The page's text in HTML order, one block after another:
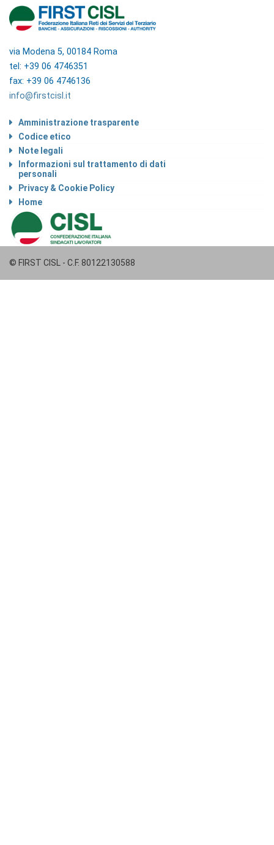
via Modena 5, 00184 Roma
tel: +39 06 4746351
fax: +39 06 4746136
info@firstcisl.it
Amministrazione trasparente
Codice etico
Note legali
Informazioni sul trattamento di dati
personali
Privacy & Cookie Policy
Home
© FIRST CISL - C.F. 80122130588